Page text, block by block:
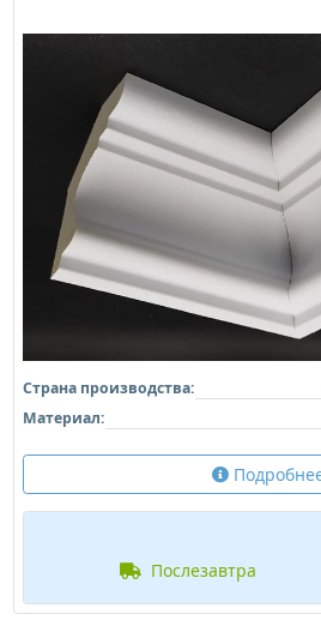
Страна производства:
Материал:
послезавтра